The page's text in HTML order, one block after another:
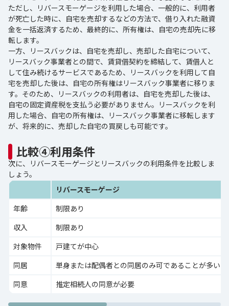
ただし、リバースモーゲージを利用した場合、一般的に、利用者
が死亡した時に、自宅を売却するなどの方法で、借り入れた融資
金を一括返済するため、最終的に、所有権は、自宅の売却先に移
転します。
一方、リースバックは、自宅を売却し、売却した自宅について、
リースバック事業者との間で、賃貸借契約を締結して、賃借人と
して住み続けるサービスであるため、リースバックを利用して自
宅を売却した後は、自宅の所有権はリースバック事業者に移りま
す。そのため、リースバックの利用者は、自宅を売却した後は、
自宅の固定資産税を支払う必要がありません。リースバックを利
用した場合、自宅の所有権は、リースバック事業者に移転します
が、将来的に、売却した自宅の買戻しも可能です。
比較④利用条件
次に、リバースモーゲージとリースバックの利用条件を比較しま
しょう。
リバースモーゲージ
年齢
制限あり
収入
制限あり
対象物件
戸建てが中心
同居
単身または配偶者との同居のみ可であることが多い
同意
推定相続人の同意が必要